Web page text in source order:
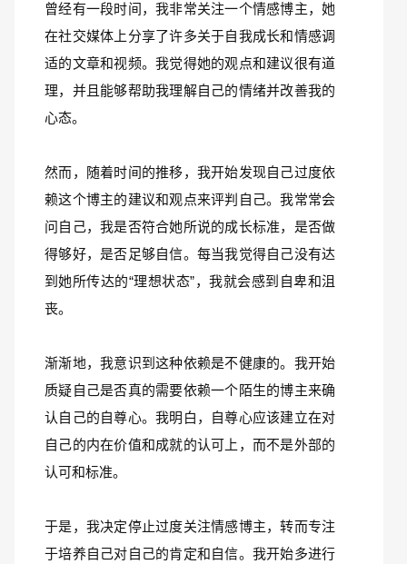
曾经有一段时间，我非常关注一个情感博主，她
在社交媒体上分享了许多关于自我成长和情感调
适的文章和视频。我觉得她的观点和建议很有道
理，并且能够帮助我理解自己的情绪并改善我的
心态。
然而，随着时间的推移，我开始发现自己过度依
赖这个博主的建议和观点来评判自己。我常常会
问自己，我是否符合她所说的成长标准，是否做
得够好，是否足够自信。每当我觉得自己没有达
到她所传达的“理想状态”，我就会感到自卑和沮
丧。
渐渐地，我意识到这种依赖是不健康的。我开始
质疑自己是否真的需要依赖一个陌生的博主来确
认自己的自尊心。我明白，自尊心应该建立在对
自己的内在价值和成就的认可上，而不是外部的
认可和标准。
于是，我决定停止过度关注情感博主，转而专注
于培养自己对自己的肯定和自信。我开始多进行